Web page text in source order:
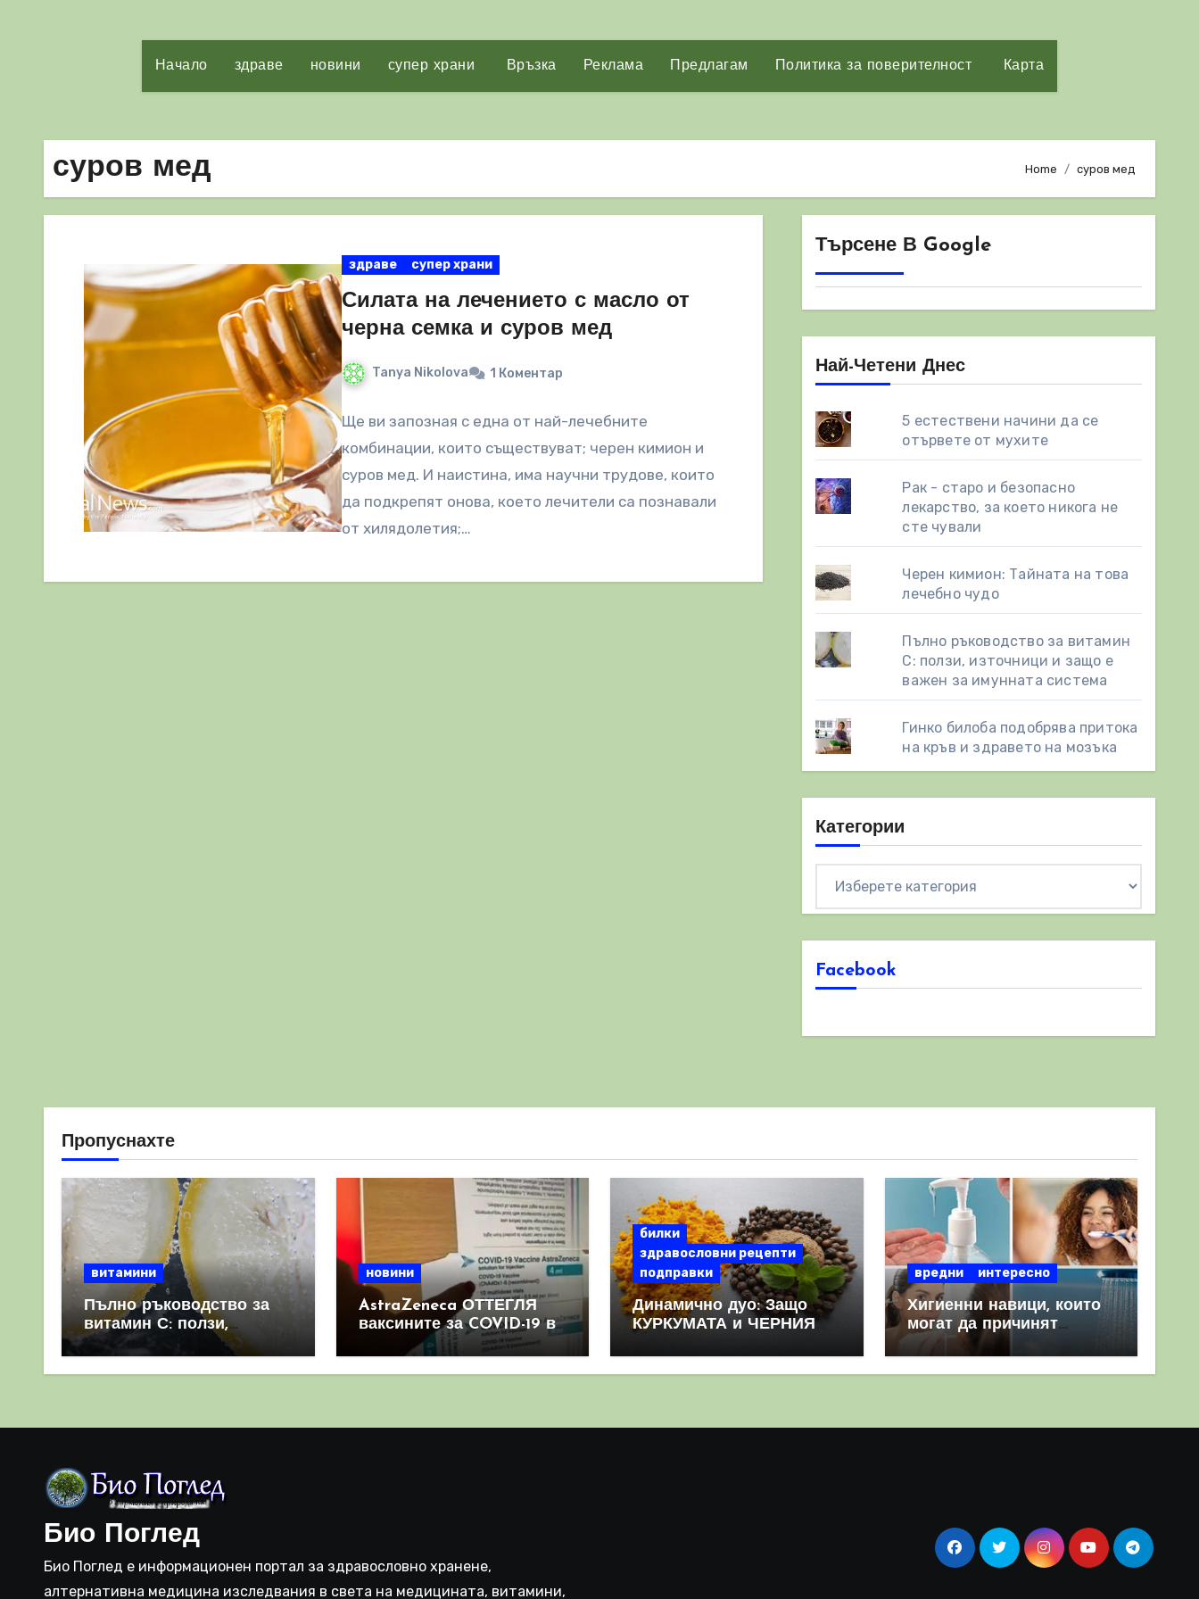
Начало здраве новини супер храни Връзка Реклама Предлагам Политика за поверителност Карта
суров мед Home суров мед
здраве супер храни
Силата на лечението с масло от
черна семка и суров мед
Tanya Nikolova 1 Коментар
Ще ви запозная с една от най-лечебните
комбинации, които съществуват; черен кимион и
суров мед. И наистина, има научни трудове, които
да подкрепят онова, което лечители са познавали
от хилядолетия;…
Търсене В Google
Най-Четени Днес
5 естествени начини да се
отървете от мухите
Рак - старо и безопасно
лекарство, за което никога не
сте чували
Черен кимион: Тайната на това
лечебно чудо
Пълно ръководство за витамин
С: ползи, източници и защо е
важен за имунната система
Гинко билоба подобрява притока
на кръв и здравето на мозъка
Категории
Facebook
Пропуснахте
витамини
Пълно ръководство за
витамин С: ползи,
източници и защо е
важен за имунната
новини
AstraZeneca ОТТЕГЛЯ
ваксините за COVID-19 в
световен мащаб, след
като призна, че те
билки
здравословни рецепти
подправки
Динамично дуо: Защо
КУРКУМАТА и ЧЕРНИЯ
комбинация
вредни интересно
Хигиенни навици, които
могат да причинят
повече вреда, отколкото
полза
Био Поглед
Био Поглед е информационен портал за здравословно хранене,
алтернативна медицина изследвания в света на медицината, витамини,